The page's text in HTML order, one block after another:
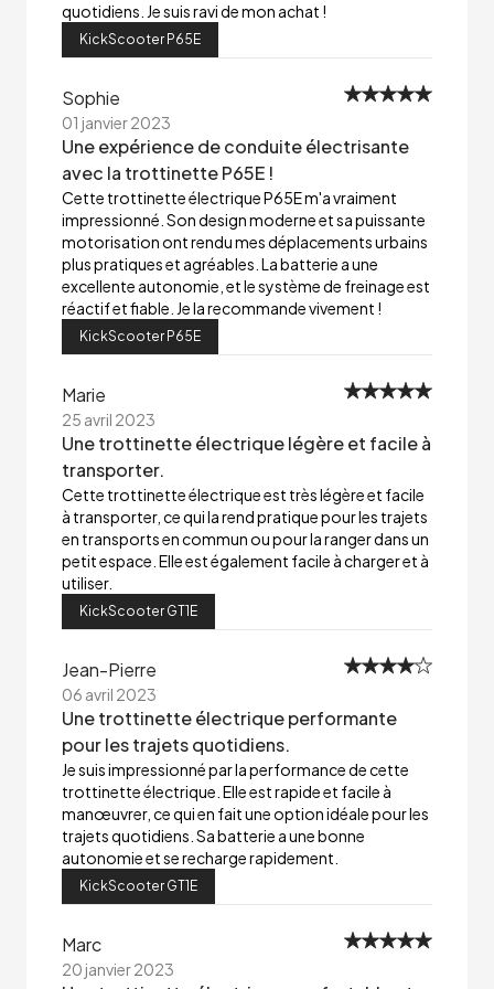
quotidiens. Je suis ravi de mon achat !
KickScooter P65E
Sophie
01 janvier 2023
Une expérience de conduite électrisante
avec la trottinette P65E !
Cette trottinette électrique P65E m'a vraiment
impressionné. Son design moderne et sa puissante
motorisation ont rendu mes déplacements urbains
plus pratiques et agréables. La batterie a une
excellente autonomie, et le système de freinage est
réactif et fiable. Je la recommande vivement !
KickScooter P65E
Marie
25 avril 2023
Une trottinette électrique légère et facile à
transporter.
Cette trottinette électrique est très légère et facile
à transporter, ce qui la rend pratique pour les trajets
en transports en commun ou pour la ranger dans un
petit espace. Elle est également facile à charger et à
utiliser.
KickScooter GT1E
Jean-Pierre
06 avril 2023
Une trottinette électrique performante
pour les trajets quotidiens.
Je suis impressionné par la performance de cette
trottinette électrique. Elle est rapide et facile à
manœuvrer, ce qui en fait une option idéale pour les
trajets quotidiens. Sa batterie a une bonne
autonomie et se recharge rapidement.
KickScooter GT1E
Marc
20 janvier 2023